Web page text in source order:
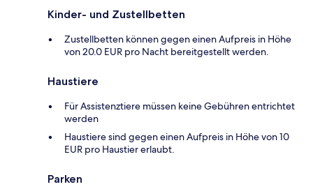
Kinder- und Zustellbetten
Zustellbetten können gegen einen Aufpreis in Höhe
von 20.0 EUR pro Nacht bereitgestellt werden.
Haustiere
Für Assistenztiere müssen keine Gebühren entrichtet
werden
Haustiere sind gegen einen Aufpreis in Höhe von 10
EUR pro Haustier erlaubt.
Parken